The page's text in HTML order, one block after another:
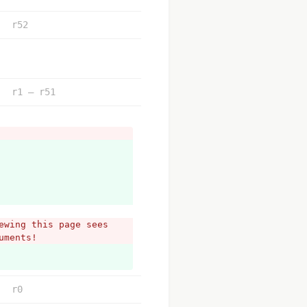
r52
r1 – r51
this page sees
r0